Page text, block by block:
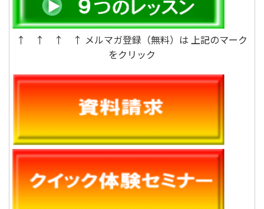
↑ ↑ ↑ ↑ メルマガ登録（無料）は 上記のマーク
をクリック